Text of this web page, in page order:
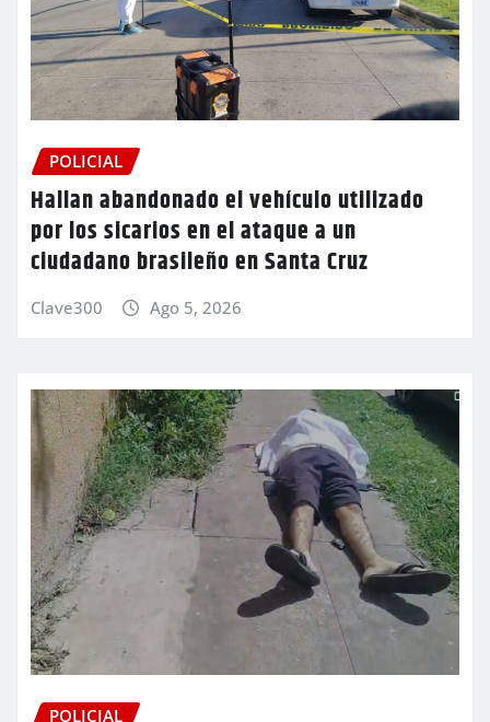
POLICIAL
Hallan abandonado el vehículo utilizado
por los sicarios en el ataque a un
ciudadano brasileño en Santa Cruz
Clave300 Ago 5, 2026
POLICIAL